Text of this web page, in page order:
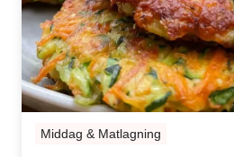
Middag & Matlagning